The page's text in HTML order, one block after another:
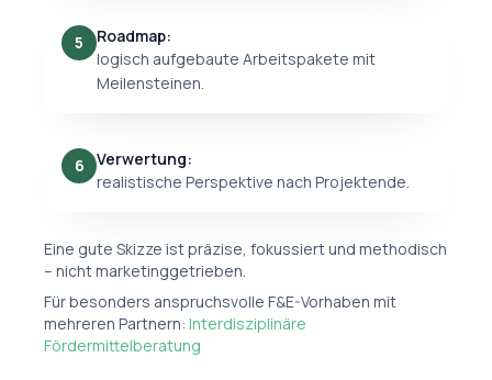
5
Roadmap:
logisch aufgebaute Arbeitspakete mit
Meilensteinen.
6
Verwertung:
realistische Perspektive nach Projektende.
Eine gute Skizze ist präzise, fokussiert und methodisch
– nicht marketinggetrieben.
Für besonders anspruchsvolle F&E-Vorhaben mit
mehreren Partnern: Interdisziplinäre
Fördermittelberatung